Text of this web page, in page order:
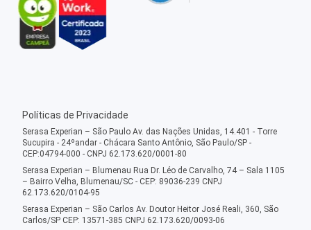
Políticas de Privacidade
Serasa Experian – São Paulo Av. das Nações Unidas, 14.401 - Torre
Sucupira - 24ºandar - Chácara Santo Antônio, São Paulo/SP -
CEP:04794-000 - CNPJ 62.173.620/0001-80
Serasa Experian – Blumenau Rua Dr. Léo de Carvalho, 74 – Sala 1105
– Bairro Velha, Blumenau/SC - CEP: 89036-239 CNPJ
62.173.620/0104-95
Serasa Experian – São Carlos Av. Doutor Heitor José Reali, 360, São
Carlos/SP CEP: 13571-385 CNPJ 62.173.620/0093-06